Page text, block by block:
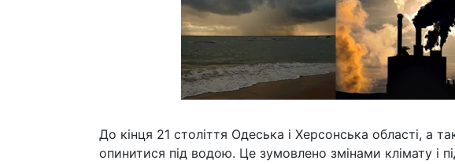
До кінця 21 століття Одеська і Херсонська області, а
опинитися під водою. Це зумовлено змінами клімату і